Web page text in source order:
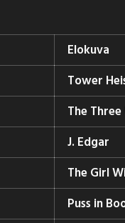
Elokuva
Tower
The
J. Edgar
The Girl
Puss in